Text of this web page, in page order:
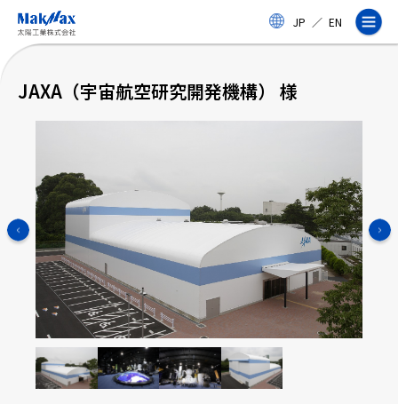
コ
ン
JP ／ EN
事業紹介
製品・サービス
実績
太陽工業コラム
JAXA（宇宙航空研究開発機構） 様